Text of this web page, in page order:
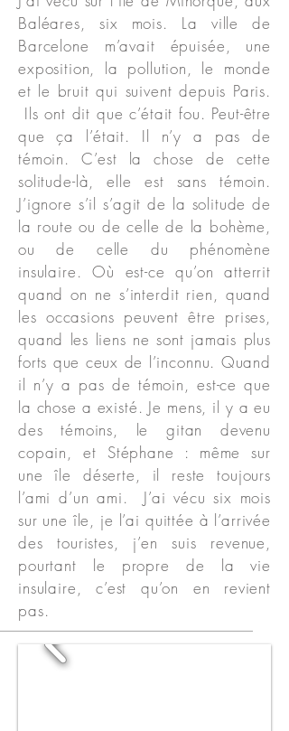
Baléares, six mois. La ville de
Barcelone m’avait épuisée, une
exposition, la pollution, le monde
et le bruit qui suivent depuis Paris.
Ils ont dit que c’était fou. Peut-être
que ça l’était. Il n’y a pas de
témoin. C’est la chose de cette
solitude-là, elle est sans témoin.
J’ignore s’il s’agit de la solitude de
la route ou de celle de la bohème,
ou de celle du phénomène
insulaire. Où est-ce qu’on atterrit
quand on ne s’interdit rien, quand
les occasions peuvent être prises,
quand les liens ne sont jamais plus
forts que ceux de l’inconnu. Quand
il n’y a pas de témoin, est-ce que
la chose a existé. Je mens, il y a eu
des témoins, le gitan devenu
copain, et Stéphane : même sur
une île déserte, il reste toujours
l’ami d’un ami. J’ai vécu six mois
sur une île, je l’ai quittée à l’arrivée
des touristes, j’en suis revenue,
pourtant le propre de la vie
insulaire, c’est qu’on en revient
pas.